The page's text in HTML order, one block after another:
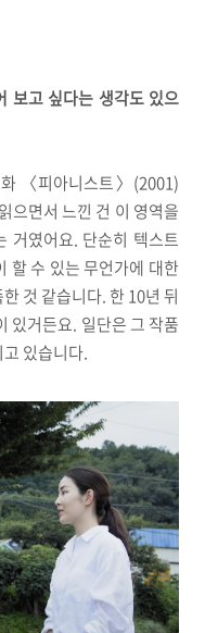
보고 싶다는 생각도 있으
〈피아니스트〉(2001)
으면서 느낀 건 이 영역을
거였어요. 단순히 텍스트
할 수 있는 무언가에 대한
것 같습니다. 한 10년 뒤
있거든요. 일단은 그 작품
있습니다.